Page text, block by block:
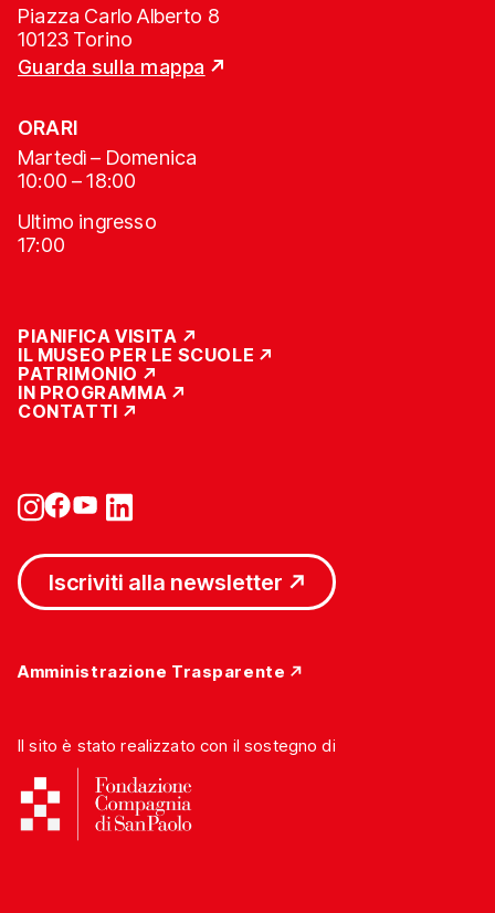
Piazza Carlo Alberto 8
10123 Torino
Guarda sulla mappa
ORARI
Martedì – Domenica
10:00 – 18:00
Ultimo ingresso
17:00
PIANIFICA VISITA
IL MUSEO PER LE SCUOLE
PATRIMONIO
IN PROGRAMMA
CONTATTI
Iscriviti alla newsletter
Amministrazione Trasparente
Il sito è stato realizzato con il sostegno di